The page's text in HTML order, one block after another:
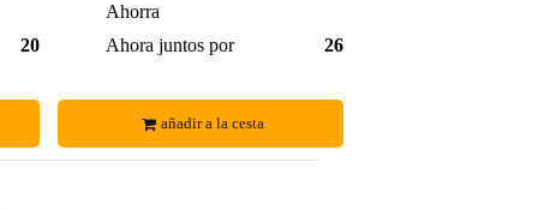
205,00 €
Ahorra
Ahora juntos por
262,00 €
añadir a la cesta